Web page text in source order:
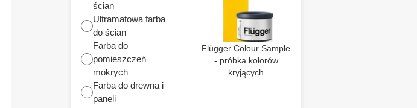
ścian
Ultramatowa farba
do ścian
Farba do
pomieszczeń
mokrych
Farba do drewna i
paneli
Flügger Colour Sample
- próbka kolorów
kryjących